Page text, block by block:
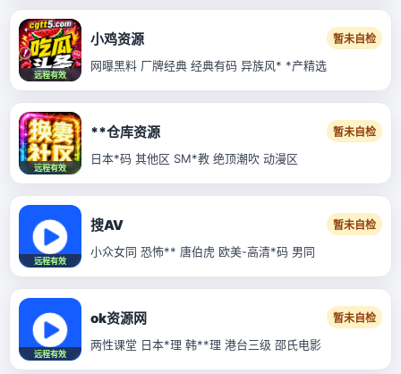
远程有效
小鸡资源 暂未自检
网曝黑料 厂牌经典 经典有码 异族风* *产精选
远程有效
**仓库资源 暂未自检
日本*码 其他区 SM*教 绝顶潮吹 动漫区
远程有效
搜AV 暂未自检
小众女同 恐怖** 唐伯虎 欧美-高清*码 男同
远程有效
ok资源网 暂未自检
两性课堂 日本*理 韩**理 港台三级 邵氏电影